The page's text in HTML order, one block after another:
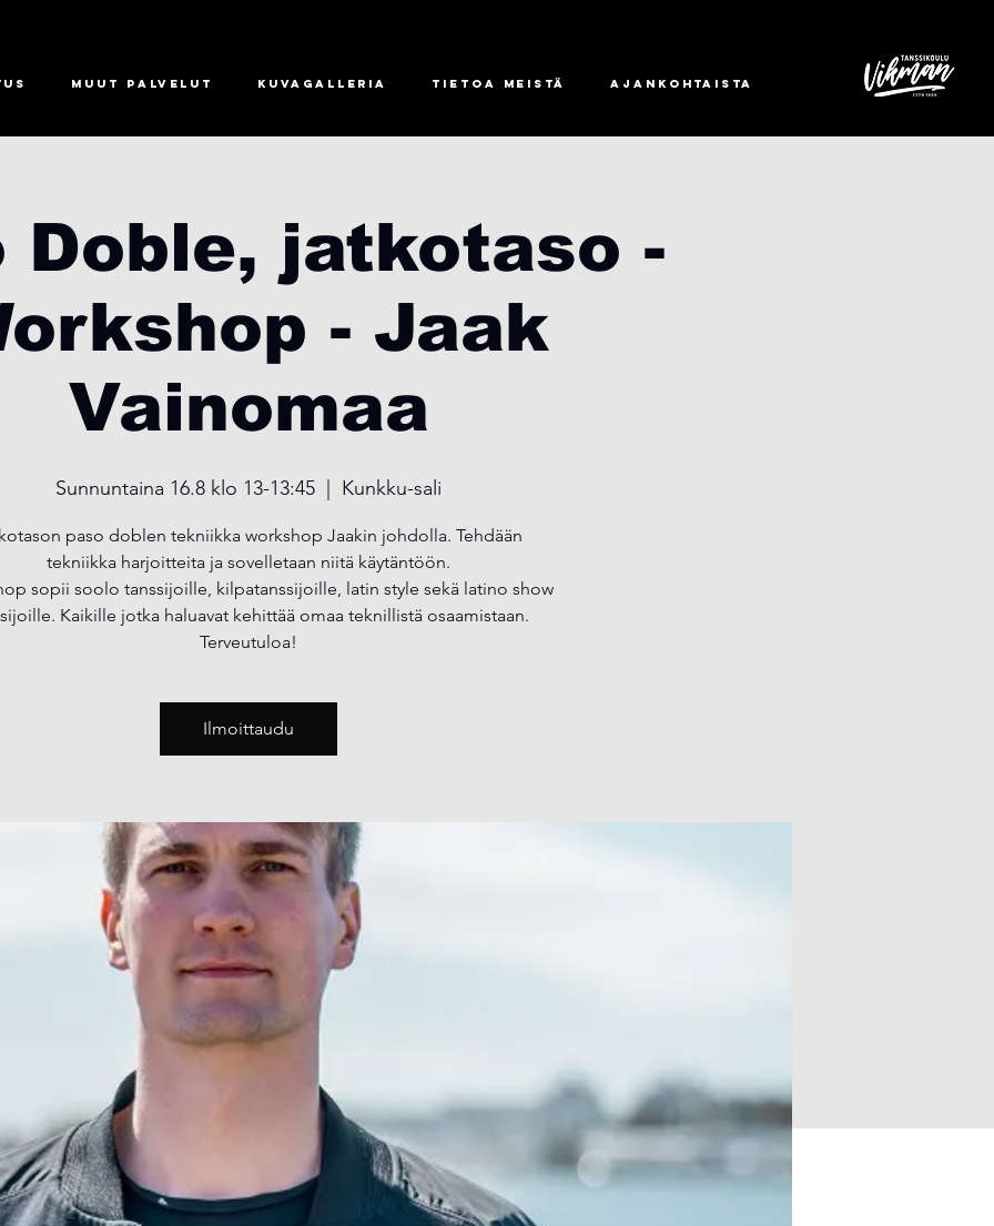
Muut palvelut Kuvagalleria Tietoa meistä Ajankohtaista
Doble, jatkotaso -
- Jaak
Vainomaa
Sunnuntaina 16.8 klo 13-13:45 Kunkku-sali
paso doblen tekniikka workshop Jaakin johdolla. Tehdään
tekniikka harjoitteita ja sovelletaan niitä käytäntöön.
sopii soolo tanssijoille, kilpatanssijoille, latin style sekä latino show
Kaikille jotka haluavat kehittää omaa teknillistä osaamistaan.
Terveutuloa!
Ilmoittaudu